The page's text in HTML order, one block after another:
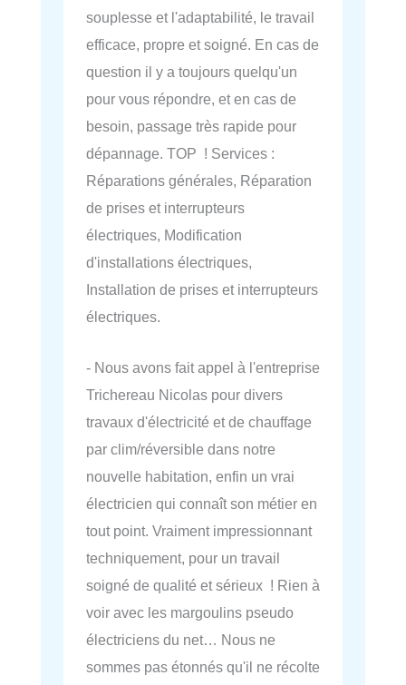
souplesse et l'adaptabilité, le travail
efficace, propre et soigné. En cas de
question il y a toujours quelqu'un
pour vous répondre, et en cas de
besoin, passage très rapide pour
dépannage. TOP ! Services :
Réparations générales, Réparation
de prises et interrupteurs
électriques, Modification
d'installations électriques,
Installation de prises et interrupteurs
électriques.
- Nous avons fait appel à l'entreprise
Trichereau Nicolas pour divers
travaux d'électricité et de chauffage
par clim/réversible dans notre
nouvelle habitation, enfin un vrai
électricien qui connaît son métier en
tout point. Vraiment impressionnant
techniquement, pour un travail
soigné de qualité et sérieux ! Rien à
voir avec les margoulins pseudo
électriciens du net… Nous ne
sommes pas étonnés qu'il ne récolte